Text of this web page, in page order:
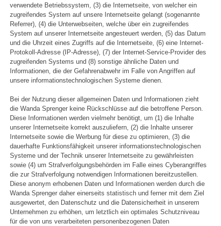
verwendete Betriebssystem, (3) die Internetseite, von welcher ein
zugreifendes System auf unsere Internetseite gelangt (sogenannte
Referrer), (4) die Unterwebseiten, welche über ein zugreifendes
System auf unserer Internetseite angesteuert werden, (5) das Datum
und die Uhrzeit eines Zugriffs auf die Internetseite, (6) eine Internet-
Protokoll-Adresse (IP-Adresse), (7) der Internet-Service-Provider des
zugreifenden Systems und (8) sonstige ähnliche Daten und
Informationen, die der Gefahrenabwehr im Falle von Angriffen auf
unsere informationstechnologischen Systeme dienen.
Bei der Nutzung dieser allgemeinen Daten und Informationen zieht
die Wanda Sprenger keine Rückschlüsse auf die betroffene Person.
Diese Informationen werden vielmehr benötigt, um (1) die Inhalte
unserer Internetseite korrekt auszuliefern, (2) die Inhalte unserer
Internetseite sowie die Werbung für diese zu optimieren, (3) die
dauerhafte Funktionsfähigkeit unserer informationstechnologischen
Systeme und der Technik unserer Internetseite zu gewährleisten
sowie (4) um Strafverfolgungsbehörden im Falle eines Cyberangriffes
die zur Strafverfolgung notwendigen Informationen bereitzustellen.
Diese anonym erhobenen Daten und Informationen werden durch die
Wanda Sprenger daher einerseits statistisch und ferner mit dem Ziel
ausgewertet, den Datenschutz und die Datensicherheit in unserem
Unternehmen zu erhöhen, um letztlich ein optimales Schutzniveau
für die von uns verarbeiteten personenbezogenen Daten